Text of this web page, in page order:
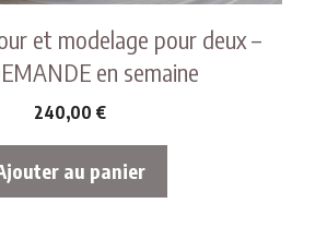
et modelage pour deux –
en semaine
240,00 €
au panier